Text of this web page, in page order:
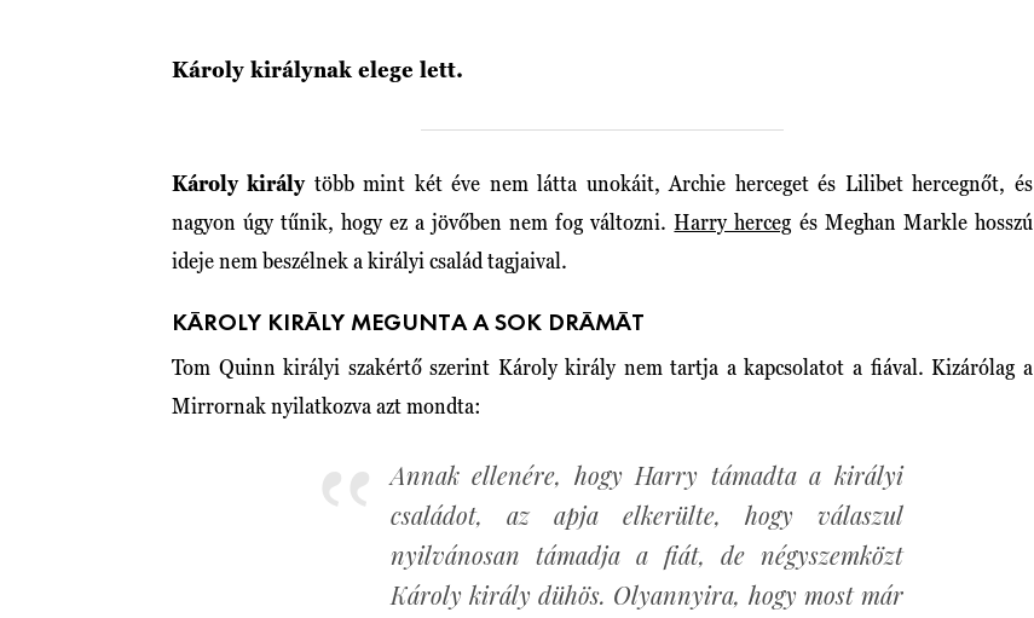
Károly királynak elege lett.
Károly király több mint két éve nem látta unokáit, Archie herceget és Lilibet hercegnőt, és
nagyon úgy tűnik, hogy ez a jövőben nem fog változni.Harry herceg és Meghan Markle hosszú
ideje nem beszélnek a királyi család tagjaival.
KÁROLY KIRÁLY MEGUNTA A SOK DRÁMÁT
Tom Quinn királyi szakértő szerint Károly király nem tartja a kapcsolatot a fiával. Kizárólag a
Mirrornak nyilatkozva azt mondta:
Annak ellenére, hogy Harry támadta a királyi
családot, az apja elkerülte, hogy válaszul
nyilvánosan támadja a fiát, de négyszemközt
Károly király dühös. Olyannyira, hogy most már